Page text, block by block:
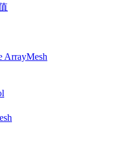
ArrayMesh